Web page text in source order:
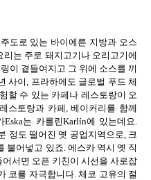
도로 있는 바이에른 지방과 오스
리는 주로 돼지고기나 오리고기에
이 곁들여지고 그 위에 소스를 끼
사이
프라하에도 글로벌 푸드 체
할 수 있는 카페나 레스토랑이 오
레스토랑과 카페 ,베이커리를 함께
Eska는 카를린Karlín에 있는데요
정도 떨어진 옛 공업지역으로
크
불어넣고 있죠 에스카 역시 옛 직
어서면 오픈 키친이 시선을 사로잡
코를 자극합니다.체코 고유의 절